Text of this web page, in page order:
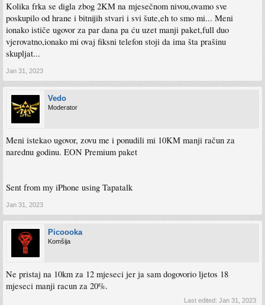
Kolika frka se digla zbog 2KM na mjesečnom nivou,ovamo sve
poskupilo od hrane i bitnijih stvari i svi šute,eh to smo mi... Meni
ionako ističe ugovor za par dana pa ću uzet manji paket,full duo
vjerovatno,ionako mi ovaj fiksni telefon stoji da ima šta prašinu
skupljat...
Jan 31, 2023
Vedo
Moderator
Meni istekao ugovor, zovu me i ponudili mi 10KM manji račun za
narednu godinu. EON Premium paket
Sent from my iPhone using Tapatalk
Jan 31, 2023
Picoooka
Komšija
Ne pristaj na 10km za 12 mjeseci jer ja sam dogovorio ljetos 18
mjeseci manji racun za 20%.
Last edited: Jan 31, 2023